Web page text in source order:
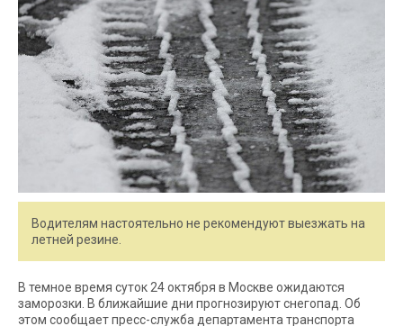
Водителям настоятельно не рекомендуют выезжать на
летней резине.
В темное время суток 24 октября в Москве ожидаются
заморозки. В ближайшие дни прогнозируют снегопад. Об
этом сообщает пресс-служба департамента транспорта